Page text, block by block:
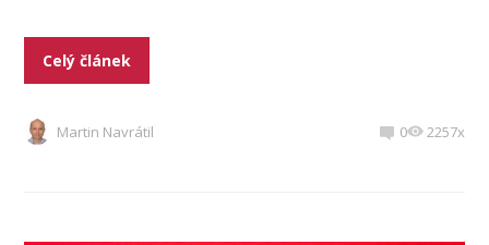
Celý článek
Martin Navrátil 0 2257x